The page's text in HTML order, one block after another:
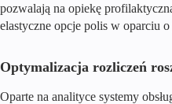
pozwalają na opiekę
elastyczne opcje polis w oparciu
Optymalizacja rozliczeń
Oparte na analityce systemy